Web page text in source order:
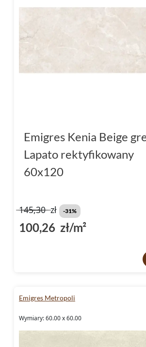
Emigres Kenia Beige
Lapato rektyfikowany
60x120
145,30zł -31%
100,26 zł/m²
Emigres Metropoli
Wymiary: 60.00 x 60.00